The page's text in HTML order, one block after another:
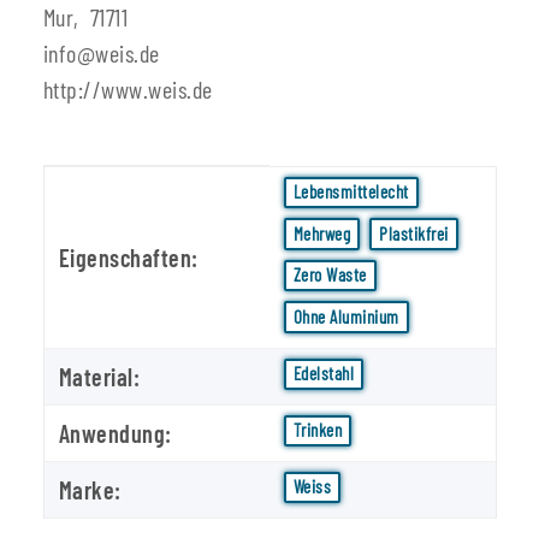
Mur, 71711
info@weis.de
http://www.weis.de
Eigenschaften:
Lebensmittelecht
Mehrweg
Plastikfrei
Zero Waste
Ohne Aluminium
Material: Edelstahl
Anwendung: Trinken
Marke: Weiss